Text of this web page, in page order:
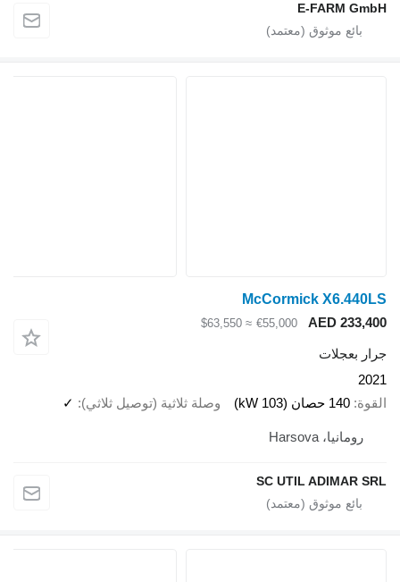
E-FARM GmbH
McCormick X6.440LS
AED 233,400
€55,000
≈ $63,550
جرار بعجلات
2021
القوة 140 حصان (103 kW) وصلة ثلاثية (توصيل ثلاثي) ✓
رومانيا، Harsova
SC UTIL ADIMAR SRL